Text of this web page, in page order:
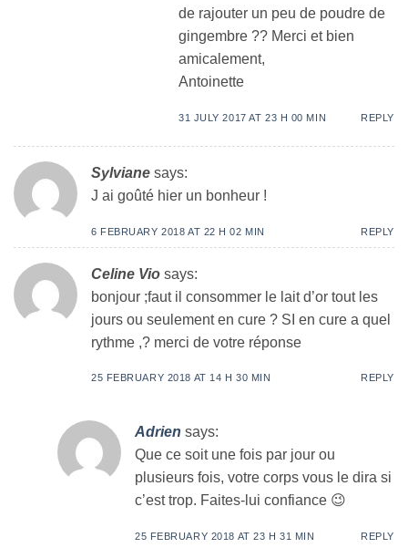
de rajouter un peu de poudre de
gingembre ?? Merci et bien
amicalement,
Antoinette
31 JULY 2017 AT 23 H 00 MIN REPLY
Sylviane says:
J ai goûté hier un bonheur !
6 FEBRUARY 2018 AT 22 H 02 MIN REPLY
Celine Vio says:
bonjour ;faut il consommer le lait d’or tout les
jours ou seulement en cure ? SI en cure a quel
rythme ,? merci de votre réponse
25 FEBRUARY 2018 AT 14 H 30 MIN REPLY
Adrien says:
Que ce soit une fois par jour ou
plusieurs fois, votre corps vous le dira si
c’est trop. Faites-lui confiance 😉
25 FEBRUARY 2018 AT 23 H 31 MIN REPLY